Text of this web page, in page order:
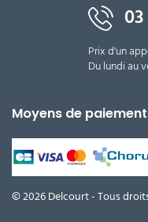
Prix d'un
Du lundi au
Moyens de paiement
© 2026 Delcourt - Tous